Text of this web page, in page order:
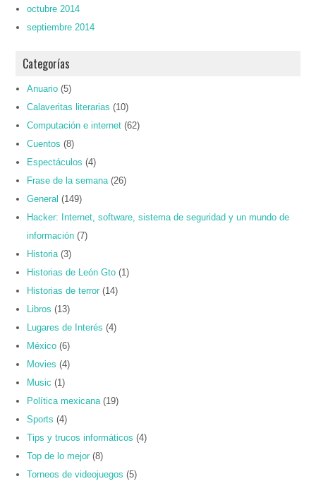
octubre 2014
septiembre 2014
Categorías
Anuario (5)
Calaveritas literarias (10)
Computación e internet (62)
Cuentos (8)
Espectáculos (4)
Frase de la semana (26)
General (149)
Hacker: Internet, software, sistema de seguridad y un mundo de
información (7)
Historia (3)
Historias de León Gto (1)
Historias de terror (14)
Libros (13)
Lugares de Interés (4)
México (6)
Movies (4)
Music (1)
Política mexicana (19)
Sports (4)
Tips y trucos informáticos (4)
Top de lo mejor (8)
Torneos de videojuegos (5)